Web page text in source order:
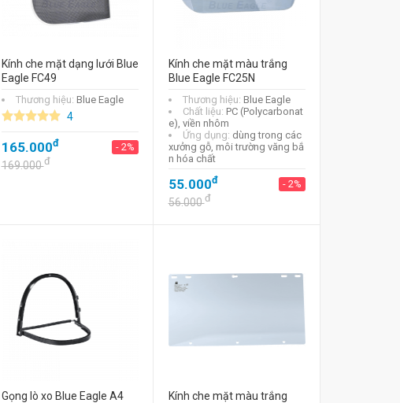
Kính che mặt dạng lưới Blue
Eagle FC49
Thương hiệu: Blue Eagle
4
165.000đ - 2%
169.000đ
Kính che mặt màu trắng
Blue Eagle FC25N
Thương hiệu: Blue Eagle
Chất liệu: PC (Polycarbonat
e), viền nhôm
Ứng dụng: dùng trong các
xưởng gỗ, môi trường văng bắ
n hóa chất
55.000đ - 2%
56.000đ
Gọng lò xo Blue Eagle A4
Kính che mặt màu trắng